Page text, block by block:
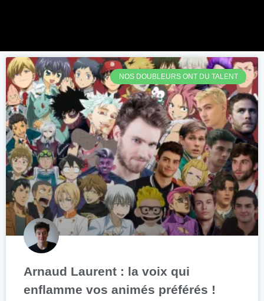
NOS DOUBLEURS ONT DU TALENT
Arnaud Laurent : la voix qui
enflamme vos animés préférés !